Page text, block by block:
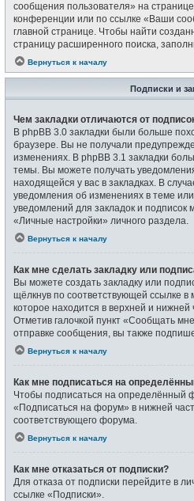
сообщения пользователя» на
конференции или по ссылке «Ваши
главной странице. Чтобы найти
страницу расширенного поиска,
Вернуться к началу
Подписки и
Чем закладки отличаются от
В phpBB 3.0 закладки были больше
браузере. Вы не получали
изменениях. В phpBB 3.1 закладки
темы. Вы можете получать
находящейся у вас в закладках. В
уведомления об изменениях в теме
уведомлений для закладок и подписок
«Личные настройки» личного раздела.
Вернуться к началу
Как мне сделать закладку или
Вы можете создать закладку или
щёлкнув по соответствующей ссылке
которое находится в верхней и
Отметив галочкой пункт «Сообщать
отправке сообщения, вы также
Вернуться к началу
Как мне подписаться на
Чтобы подписаться на определённый
«Подписаться на форум» в нижней
соответствующего форума.
Вернуться к началу
Как мне отказаться от подписки?
Для отказа от подписки перейдите в
ссылке «Подписки».